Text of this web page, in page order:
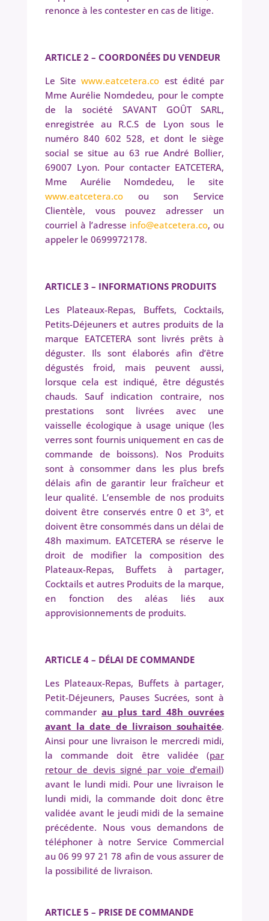
renonce à les contester en cas de litige.
ARTICLE 2 – COORDONÉES DU VENDEUR
Le Sitewww.eatcetera.co est édité par
Mme Aurélie Nomdedeu, pour le compte
de la société SAVANT GOÛT SARL,
enregistrée au R.C.S de Lyon sous le
numéro 840 602 528, et dont le siège
social se situe au 63 rue André Bollier,
69007 Lyon. Pour contacter EATCETERA,
Mme Aurélie Nomdedeu, le site
www.eatcetera.coou son Service
Clientèle, vous pouvez adresser un
courriel à l’adresse info@eatcetera.co, ou
appeler le 0699972178.
ARTICLE 3 – INFORMATIONS PRODUITS
Les Plateaux-Repas, Buffets, Cocktails,
Petits-Déjeuners et autres produits de la
marque EATCETERA sont livrés prêts à
déguster. Ils sont élaborés afin d’être
dégustés froid, mais peuvent aussi,
lorsque cela est indiqué, être dégustés
chauds. Sauf indication contraire, nos
prestations sont livrées avec une
vaisselle écologique à usage unique (les
verres sont fournis uniquement en cas de
commande de boissons). Nos Produits
sont à consommer dans les plus brefs
délais afin de garantir leur fraîcheur et
leur qualité. L’ensemble de nos produits
doivent être conservés entre 0 et 3°, et
doivent être consommés dans un délai de
48h maximum. EATCETERA se réserve le
droit de modifier la composition des
Plateaux-Repas, Buffets à partager,
Cocktails et autres Produits de la marque,
en fonction des aléas liés aux
approvisionnements de produits.
ARTICLE 4 – DÉLAI DE COMMANDE
Les Plateaux-Repas, Buffets à partager,
Petit-Déjeuners, Pauses Sucrées, sont à
commander au plus tard 48h ouvrées
avant la date de livraison souhaitée.
Ainsi pour une livraison le mercredi midi,
la commande doit être validée (par
retour de devis signé par voie d’email)
avant le lundi midi. Pour une livraison le
lundi midi, la commande doit donc être
validée avant le jeudi midi de la semaine
précédente. Nous vous demandons de
téléphoner à notre Service Commercial
au 06 99 97 21 78 afin de vous assurer de
la possibilité de livraison.
ARTICLE 5 – PRISE DE COMMANDE